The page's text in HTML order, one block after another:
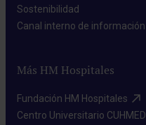
Sostenibilidad​
Canal interno de información​
Más HM Hospitales
Fundación HM Hospitales​
Centro Universitario CUHMED​